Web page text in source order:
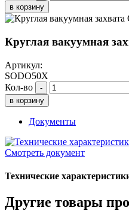
в корзину
Круглая вакуумная
Артикул:
SODO50X
Кол-во
-
в корзину
Документы
Смотреть документ
Технические
Другие товары